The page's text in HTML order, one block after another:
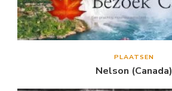
PLAATSEN
Nelson (Canada)